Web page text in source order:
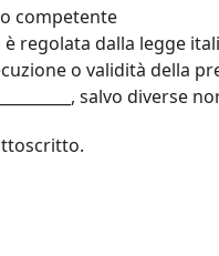
competente
regolata dalla legge
o validità della
salvo diverse